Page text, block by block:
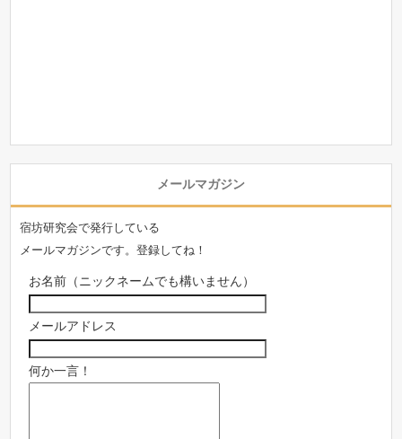
メールマガジン
宿坊研究会で発行している
メールマガジンです。登録してね！
お名前（ニックネームでも構いません）
メールアドレス
何か一言！